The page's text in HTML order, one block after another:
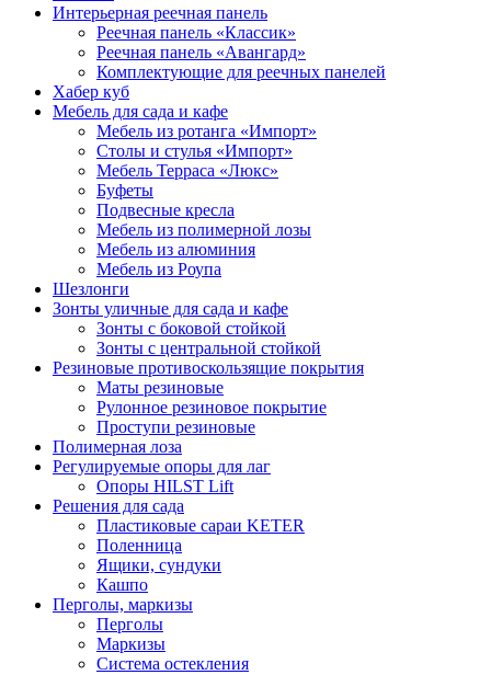
Интерьерная реечная панель
Реечная панель «Классик»
Реечная панель «Авангард»
Комплектующие для реечных панелей
Хабер куб
Мебель для сада и кафе
Мебель из ротанга «Импорт»
Столы и стулья «Импорт»
Мебель Терраса «Люкс»
Буфеты
Подвесные кресла
Мебель из полимерной лозы
Мебель из алюминия
Мебель из Роупа
Шезлонги
Зонты уличные для сада и кафе
Зонты с боковой стойкой
Зонты с центральной стойкой
Резиновые противоскользящие покрытия
Маты резиновые
Рулонное резиновое покрытие
Проступи резиновые
Полимерная лоза
Регулируемые опоры для лаг
Опоры HILST Lift
Решения для сада
Пластиковые сараи KETER
Поленница
Ящики, сундуки
Кашпо
Перголы, маркизы
Перголы
Маркизы
Система остекления